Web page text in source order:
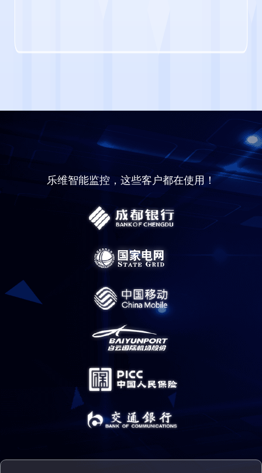
乐维智能监控，这些客户都在使用！
通过乐维的一体化运维解决方案，及时发现了问题,真正意义上实现了集
约化管理。通过运营平台实现运维业务指标数据收集,实现基础监控与各
功能模块相互融合，为自动化运维实现有效的串联
乐维智能监控具有的自动发现功能，对我行监控盲点的遗漏发现以及
指标的细化做出了很大的作用；同时也实现了我行的多系统融合，整
体大幅度提高了运维效率。